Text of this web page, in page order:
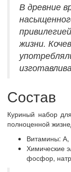
В древние
жизни.
Состав
Куриный набор
полноценной
Витамины: А,
Химические
фосфор,